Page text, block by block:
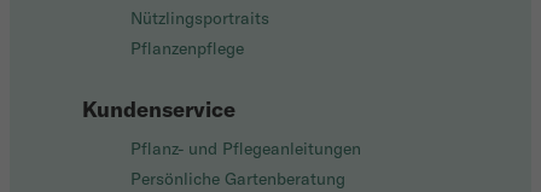
Nützlingsportraits
Pflanzenpflege
Kundenservice
Pflanz- und Pflegeanleitungen
Persönliche Gartenberatung